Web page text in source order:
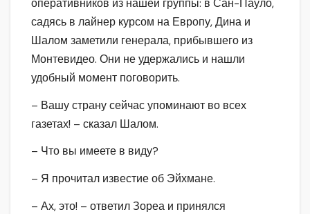
оперативников из нашей группы: в Сан-Пауло,
садясь в лайнер курсом на Европу, Дина и
Шалом заметили генерала, прибывшего из
Монтевидео. Они не удержались и нашли
удобный момент поговорить.
– Вашу страну сейчас упоминают во всех
газетах! – сказал Шалом.
– Что вы имеете в виду?
– Я прочитал известие об Эйхмане.
– Ах, это! – ответил Зореа и принялся